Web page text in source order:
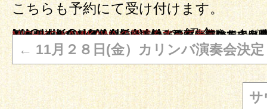
こちらも予約にて受け付けます。
MICHIKO KAMIKAWA の紹介
オーナーの上川 美智子です。こんなに豊かなのに味気ないと思われている玄米菜食を楽しんで食べていただけるよう頑張っています。 そしてもう一つの顔。 自然療法のエキスパートになるべく日々勉強しております。自身の乳がんを自身で癒した経験を基に精神面、スピリチャル、自ら治る力を立ち上げる自然療法をお伝え実際に自分でできるようにお教えしています。まずは体験してみること、をお勧めします。 私がここまで来れたのはまずやってみる！事に徹してきたから
MICHIKO KAMIKAWA の投稿をすべて表示→
← 11月２８日(金）カリンバ演奏会決定